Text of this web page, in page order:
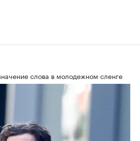
слова в молодежном сленге